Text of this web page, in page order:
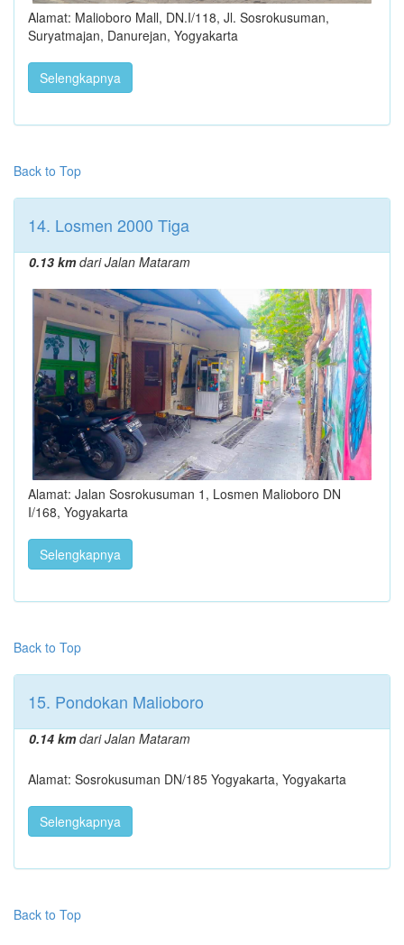
Alamat: Malioboro Mall, DN.I/118, Jl. Sosrokusuman,
Suryatmajan, Danurejan, Yogyakarta
Selengkapnya
Back to Top
14. Losmen 2000 Tiga
0.13 kmdari Jalan Mataram
Alamat: Jalan Sosrokusuman 1, Losmen Malioboro DN
I/168, Yogyakarta
Selengkapnya
Back to Top
15. Pondokan Malioboro
0.14 kmdari Jalan Mataram
Alamat: Sosrokusuman DN/185 Yogyakarta, Yogyakarta
Selengkapnya
Back to Top